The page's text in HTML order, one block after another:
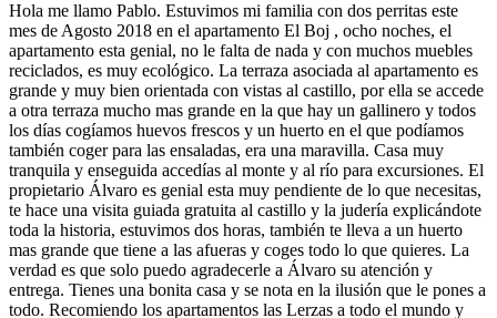
Hola me llamo Pablo. Estuvimos mi familia con dos perritas este
mes de Agosto 2018 en el apartamento El Boj , ocho noches, el
apartamento esta genial, no le falta de nada y con muchos muebles
reciclados, es muy ecológico. La terraza asociada al apartamento es
grande y muy bien orientada con vistas al castillo, por ella se accede
a otra terraza mucho mas grande en la que hay un gallinero y todos
los días cogíamos huevos frescos y un huerto en el que podíamos
también coger para las ensaladas, era una maravilla. Casa muy
tranquila y enseguida accedías al monte y al río para excursiones. El
propietario Álvaro es genial esta muy pendiente de lo que necesitas,
te hace una visita guiada gratuita al castillo y la judería explicándote
toda la historia, estuvimos dos horas, también te lleva a un huerto
mas grande que tiene a las afueras y coges todo lo que quieres. La
verdad es que solo puedo agradecerle a Álvaro su atención y
entrega. Tienes una bonita casa y se nota en la ilusión que le pones a
todo. Recomiendo los apartamentos las Lerzas a todo el mundo y